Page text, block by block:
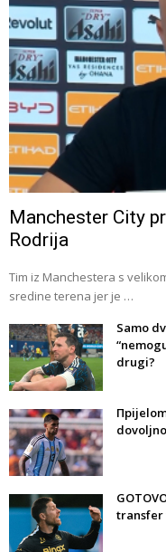
Manchester City
Rodrija
Tim iz Manchestera s
sredine terena jer je …
Samo
drugi?
transfer